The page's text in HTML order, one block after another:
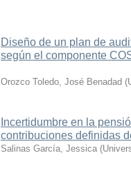
Diseño de un plan de
según el componente
Orozco Toledo, José Benadad (
Incertidumbre en la
contribuciones definidas
Salinas García, Jessica (